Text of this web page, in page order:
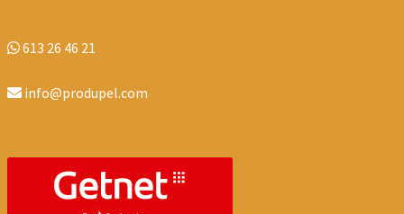
613 26 46 21
info@produpel.com